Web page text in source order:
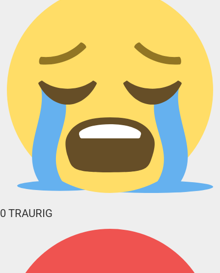
0 TRAURIG